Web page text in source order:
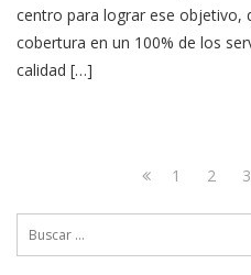
centro para lograr ese objetivo,
cobertura en un 100% de los
calidad […]
de
Page
1 Page
2 3